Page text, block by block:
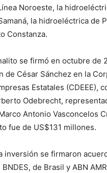
Noroeste, la
la hidroeléctrica de
Constanza.
se firmó en octubre de
de César Sánchez en la
Estatales (CDEEE),
Odebrecht,
Antonio Vasconcelos
fue de US$131 millones.
inversión se firmaron
de Brasil y ABN